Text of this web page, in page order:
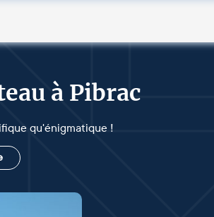
à Pibrac
qu'énigmatique !